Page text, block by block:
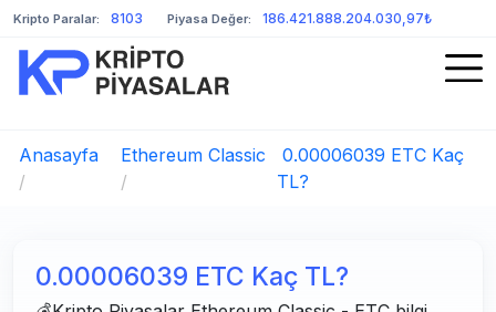
Kripto Paralar: 8103 Piyasa Değer: 186.421.888.204.030,97₺
Anasayfa
/
Ethereum Classic
/
0.00006039 ETC Kaç
TL?
0.00006039 ETC Kaç TL?